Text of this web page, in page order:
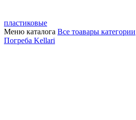
пластиковые
Меню каталога Все тоавары категории
Погреба Kellari